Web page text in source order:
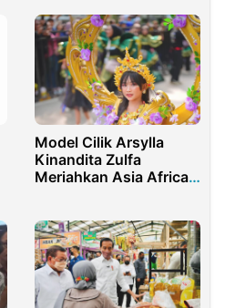
Model Cilik Arsylla
Kinandita Zulfa
Meriahkan Asia Africa